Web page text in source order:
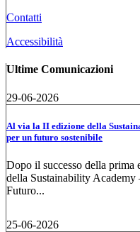
Contatti
Accessibilità
Ultime Comunicazioni
29-06-2026
Al via la II edizione della
per un futuro sostenibile
Dopo il successo della
della Sustainability Academy
Futuro...
25-06-2026